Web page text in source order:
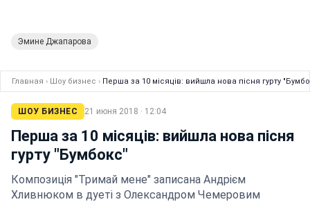
Эмине Джапарова
Главная › Шоу бизнес › Перша за 10 місяців: вийшла нова пісня гурту
ШОУ БИЗНЕС 21 июня 2018 · 12:04
Перша за 10 місяців: вийшла нова пісня
гурту "Бумбокс"
Композиція "Тримай мене" записана Андрієм
Хливнюком в дуеті з Олександром Чемеровим